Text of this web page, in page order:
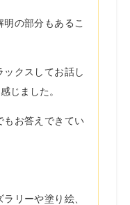
の部分もあるこ
クスしてお話し
じました。
もお答えできてい
リーや塗り絵、